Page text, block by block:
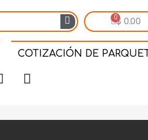
$ 0.00
COTIZACIÓN DE